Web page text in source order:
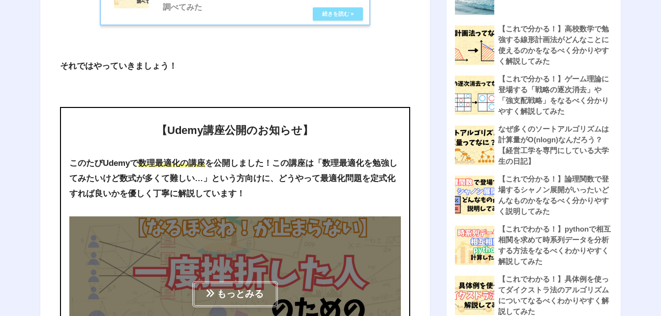
調べてみた
それではやっていきましょう！
【Udemy講座公開のお知らせ】
このたびUdemyで数理最適化の講座を公開しました！この講座は「数理最適化を勉強し
てみたいけど数式が多くて難しい…」という方向けに、どうやって最適化問題を定式化
すれば良いかを優しく丁寧に解説しています！
もっとみる
【これで分かる！】高校数学で勉
強する線形計画法がどんなことに
使えるのかをなるべく分かりやす
く解説してみた
【これで分かる！】ゲーム理論に
登場する「戦略の逐次消去」や
「強支配戦略」をなるべく分かり
やすく解説してみた
なぜ多くのソートアルゴリズムは
計算量がO(nlogn)なんだろう？
【経営工学を専門にしている大学
生の日記】
【これで分かる！】論理関数で登
場するシャノン展開がいったいど
んなものかをなるべく分かりやす
く説明してみた
【これでわかる！】pythonで相互
相関を求めて時系列データを分析
する方法をなるべくわかりやすく
解説してみた
【これでわかる！】具体例を使っ
てダイクストラ法のアルゴリズム
についてなるべくわかりやすく解
説してみた